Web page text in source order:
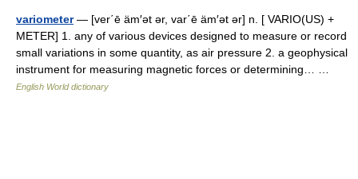
variometer— [ver΄ē äm′ət ər, var΄ē äm′ət ər] n. [ VARIO(US) +
METER] 1. any of various devices designed to measure or record
small variations in some quantity, as air pressure 2. a geophysical
instrument for measuring magnetic forces or determining… …
English World dictionary